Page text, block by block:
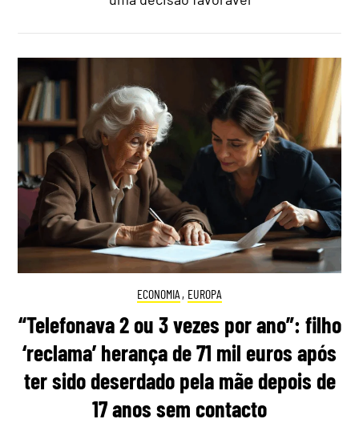
ECONOMIA , EUROPA
“Telefonava 2 ou 3 vezes por ano”: filho
‘reclama’ herança de 71 mil euros após
ter sido deserdado pela mãe depois de
17 anos sem contacto